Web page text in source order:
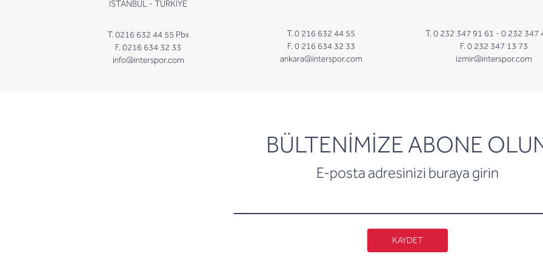
İSTANBUL - TÜRKİYE
T. 0216 632 44 55 Pbx
F. 0216 634 32 33
info@interspor.com
T. 0 216 632 44 55
F. 0 216 634 32 33
ankara@interspor.com
T. 0 232 347 91 61 - 0 232 347
F. 0 232 347 13 73
izmir@interspor.com
BÜLTENİMİZE ABONE
E-posta adresinizi buraya girin
newsletter
KAYDET